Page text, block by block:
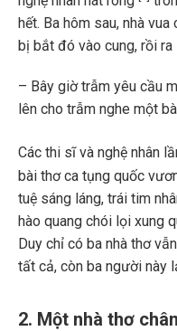
hết. Ba hôm sau, nhà
bị bắt đó vào cung, rồi ra
– Bây giờ trẫm yêu cầu
lên cho trẫm nghe một
Các thi sĩ và nghệ nhân
bài thơ ca tụng quốc
tuệ sáng láng, trái tim
hào quang chói lọi xung
Duy chỉ có ba nhà thơ
tất cả, còn ba người này
2. Một nhà thơ